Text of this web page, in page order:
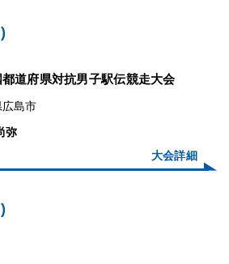
道府県対抗男子駅伝競走大会
島市
弥
大会詳細